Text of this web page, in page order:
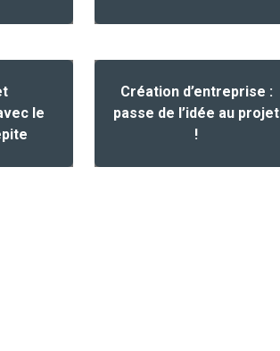
le
Création d’entreprise :
passe de l’idée au projet
!